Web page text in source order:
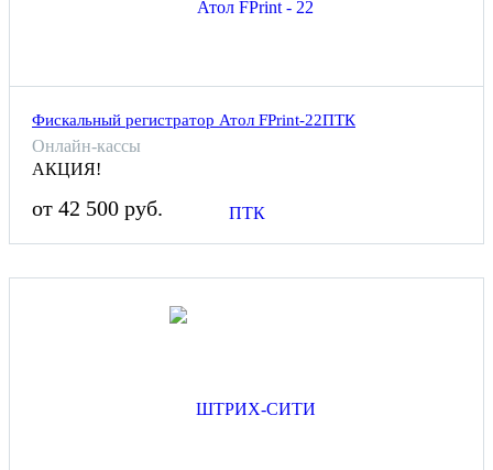
Фискальный регистратор Атол FPrint-22ПТК
Онлайн-кассы
АКЦИЯ!
от 42 500 руб.